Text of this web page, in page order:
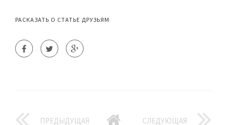
РАСКАЗАТЬ О СТАТЬЕ ДРУЗЬЯМ
ПРЕДЫДУЩАЯ
СЛЕДУЮЩАЯ